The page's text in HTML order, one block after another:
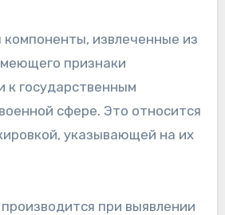
извлеченные из
признаки
к государственным
сфере. Это относится
указывающей на их
при выявлении